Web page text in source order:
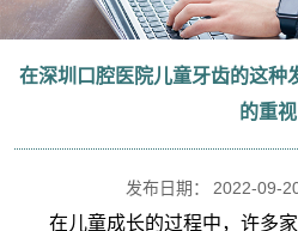
在深圳口腔医院儿童牙齿的这种
的重视
发布日期： 2022-09-
在儿童成长的过程中，许多